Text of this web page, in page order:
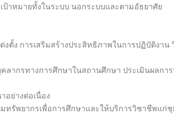
ป้าหมายทั้งในระบบ นอกระบบและตามอัธยาศัย
ตั้ง การเสริมสร้างประสิทธิภาพในการปฏิบัติงา
ากรทางการศึกษาในสถานศึกษา ประเมินผลก
ย่างต่อเนื่อง
รัพยากรเพื่อการศึกษาและให้บริการวิชาชีพแก่